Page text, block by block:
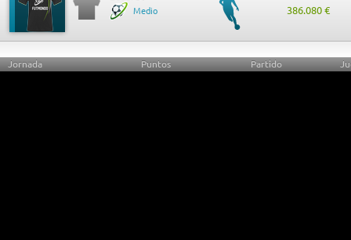
Medio 386.080 €
Jornada Puntos Partido